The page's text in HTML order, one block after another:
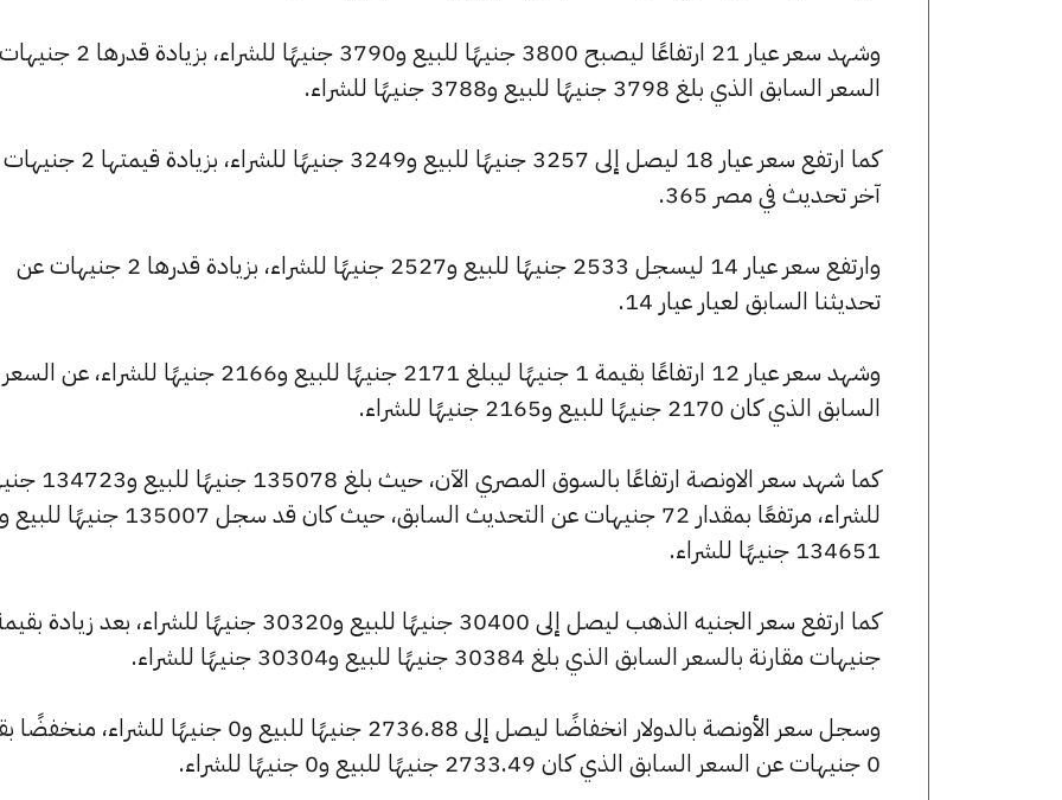
وشهد سعر عيار 21 ارتفاعًا ليصبح 3800 جنيهًا للبيع و3790
السعر السابق الذي بلغ 3798 جنيهًا للبيع و3788 جنيهًا للشراء.
كما ارتفع سعر عيار 18 ليصل إلى 3257 جنيهًا للبيع و3249 جنيهًا
آخر تحديث في مصر 365.
وارتفع سعر عيار 14 ليسجل 2533 جنيهًا للبيع و2527 جنيهًا للشراء، بزيادة قدرها 2 جنيهات عن
تحديثنا السابق لعيار عيار 14.
وشهد سعر عيار 12 ارتفاعًا بقيمة 1 جنيهًا ليبلغ 2171 جنيهًا للبيع و2166 جنيهًا للشراء، عن السعر
السابق الذي كان 2170 جنيهًا للبيع و2165 جنيهًا للشراء.
كما شهد سعر الاونصة ارتفاعًا بالسوق المصري الآن، حيث
للشراء، مرتفعًا بمقدار 72 جنيهات عن التحديث السابق، حيث كان قد سجل 135007 جنيهًا للبيع و
134651 جنيهًا للشراء.
جنيهات مقارنة بالسعر السابق الذي بلغ 30384 جنيهًا للبيع و30304 جنيهًا للشراء.
وسجل سعر الأونصة بالدولار انخفاضًا ليصل إلى 2736.88 جنيهًا للبيع و0 جنيهًا
0 جنيهات عن السعر السابق الذي كان 2733.49 جنيهًا للبيع و0 جنيهًا للشراء.